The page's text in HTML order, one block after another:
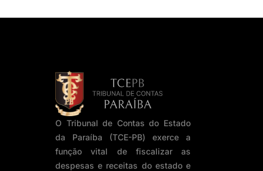
O Tribunal de Contas do Estado
da Paraíba (TCE-PB) exerce a
função vital de fiscalizar as
despesas e receitas do estado e